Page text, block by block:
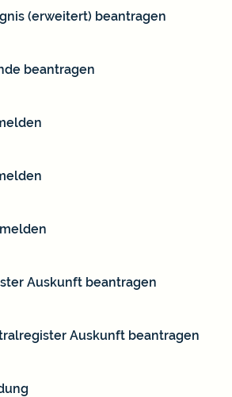
(erweitert) beantragen
beantragen
Auskunft beantragen
Auskunft beantragen